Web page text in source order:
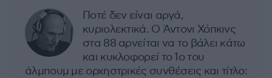
Ποτέ δεν είναι αργά,
κυριολεκτικά. Ο Άντονι Χόπκινς
στα 88 αρνείται να το βάλει κάτω
και κυκλοφορεί το 1ο του
άλμπουμ με ορχηστρικές συνθέσεις και τίτλο: